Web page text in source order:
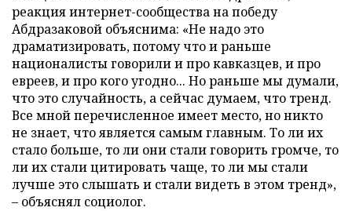
реакция интернет-сообщества на победу
Абдразаковой объяснима: «Не надо это
драматизировать, потому что и раньше
националисты говорили и про кавказцев, и про
евреев, и про кого угодно... Но раньше мы думали,
что это случайность, а сейчас думаем, что тренд.
Все мной перечисленное имеет место, но никто
не знает, что является самым главным. То ли их
стало больше, то ли они стали говорить громче, то
ли их стали цитировать чаще, то ли мы стали
лучше это слышать и стали видеть в этом тренд»,
– объяснял социолог.